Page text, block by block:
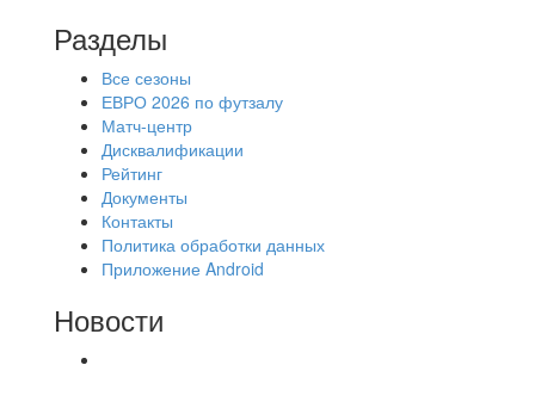
Разделы
Все сезоны
ЕВРО 2026 по футзалу
Матч-центр
Дисквалификации
Рейтинг
Документы
Контакты
Политика обработки данных
Приложение Android
Новости